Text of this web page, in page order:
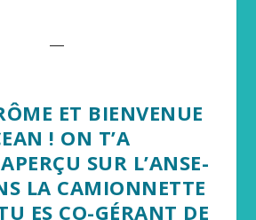
ET BIENVENUE
! ON T’A
SUR L’ANSE-
LA CAMIONNETTE
ES CO-GÉRANT DE